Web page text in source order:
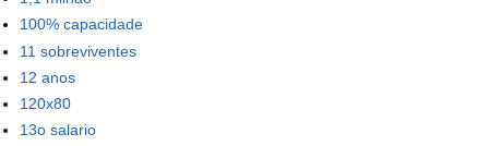
100% capacidade
11 sobreviventes
12 anos
120x80
13o salario